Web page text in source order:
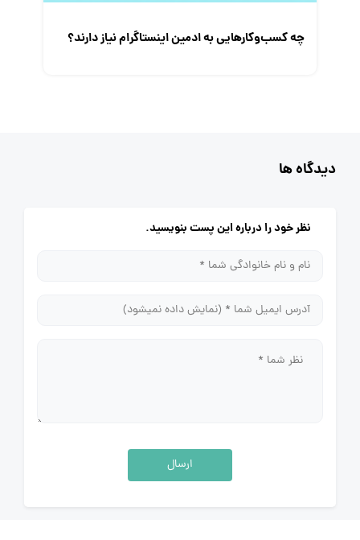
چه کسب‌و‌کارهایی به ادمین اینستاگرام نیاز دارند؟
دیدگاه ها
نظر خود را درباره این پست بنویسید.
ارسال